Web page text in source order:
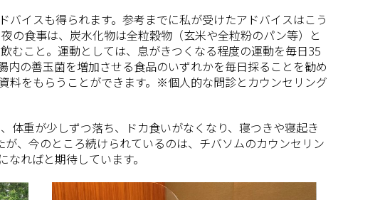
イスも得られます。参考までに私が受けたアドバイスはこう
の食事は、炭水化物は全粒穀物（玄米や全粒粉のパン等）と
むこと。運動としては、息がきつくなる程度の運動を毎日35
の善玉菌を増加させる食品のいずれかを毎日採ることを勧め
料をもらうことができます。※個人的な問診とカウンセリング
体重が少しずつ落ち、ドカ食いがなくなり、寝つきや寝起き
、今のところ続けられているのは、チバソムのカウンセリン
ればと期待しています。